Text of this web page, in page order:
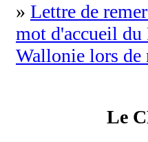
» Lettre de
mot d'accueil du
Wallonie lors de
Le